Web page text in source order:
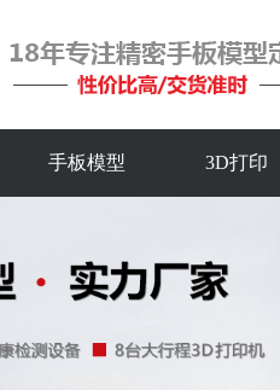
手板模型 3D打印